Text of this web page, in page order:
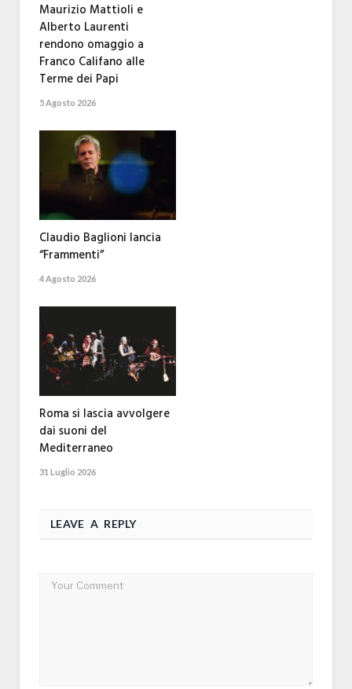
Maurizio Mattioli e
Alberto Laurenti
rendono omaggio a
Franco Califano alle
Terme dei Papi
5 Agosto 2026
Claudio Baglioni lancia
“Frammenti”
4 Agosto 2026
Roma si lascia avvolgere
dai suoni del
Mediterraneo
31 Luglio 2026
LEAVE A REPLY